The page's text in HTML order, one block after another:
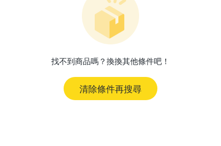
找不到商品嗎？換換其他條件吧！
清除條件再搜尋